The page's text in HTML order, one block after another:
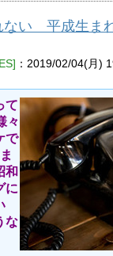
ない 平成生ま
：2019/02/04(月)
て
々
で
和
に
な